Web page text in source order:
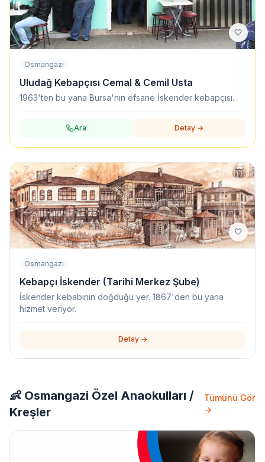
🤍
Osmangazi
Uludağ Kebapçısı Cemal & Cemil Usta
1963'ten bu yana Bursa'nın efsane İskender kebapçısı.
Ara Detay →
🤍
Osmangazi
Kebapçı İskender (Tarihi Merkez Şube)
İskender kebabının doğduğu yer. 1867'den bu yana
hizmet veriyor.
Detay →
👶 Osmangazi Özel Anaokulları /
Kreşler
Tümünü Gör
→